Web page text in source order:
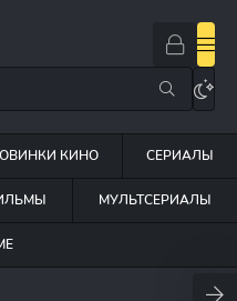
КИНО СЕРИАЛЫ
МУЛЬТСЕРИАЛЫ